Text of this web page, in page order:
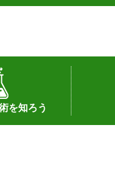
を知ろう
画告
相談窓口